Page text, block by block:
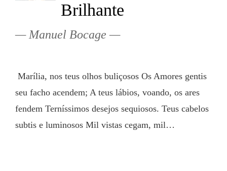
Brilhante
Manuel Bocage
seu facho acendem; A teus lábios, voando, os ares
fendem Terníssimos desejos sequiosos. Teus cabelos
subtis e luminosos Mil vistas cegam, mil…